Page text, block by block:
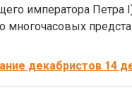
императора
многочасовых
декабристов 14